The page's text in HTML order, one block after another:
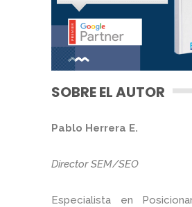
SOBRE EL AUTOR
Pablo Herrera E.
Director SEM/SEO
Especialista en